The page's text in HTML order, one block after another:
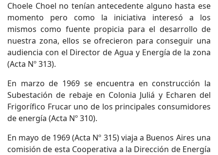
Choele Choel no tenían antecedente alguno hasta ese
momento pero como la iniciativa interesó a los
mismos como fuente propicia para el desarrollo de
nuestra zona, ellos se ofrecieron para conseguir una
audiencia con el Director de Agua y Energía de la zona
(Acta Nº 313).
En marzo de 1969 se encuentra en construcción la
Subestación de rebaje en Colonia Juliá y Echaren del
Frigorífico Frucar uno de los principales consumidores
de energía (Acta Nº 310).
En mayo de 1969 (Acta Nº 315) viaja a Buenos Aires una
comisión de esta Cooperativa a la Dirección de Energía